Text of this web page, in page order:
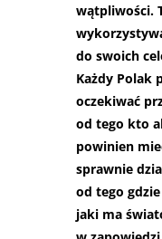
wątpliwości.
do swoich
Każdy Polak
oczekiwać
od tego kto
powinien
sprawnie
od tego
jaki ma